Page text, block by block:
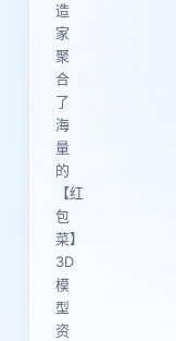
造
家
聚
合
了
海
量
的
【红
包
菜】
3D
模
型
资